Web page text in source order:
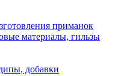
приманок
материалы, гильзы
добавки